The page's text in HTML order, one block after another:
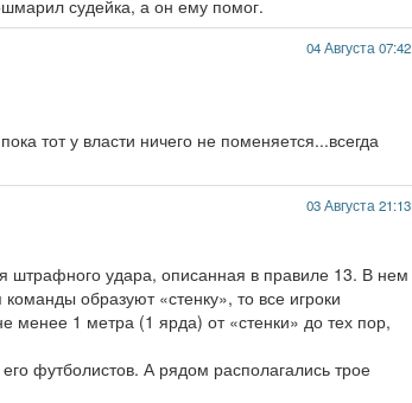
судейка, а он ему помог.
04 Августа 07:42
тот у власти ничего не поменяется...всегда
03 Августа 21:13
удара, описанная в правиле 13. В нем
образуют «стенку», то все игроки
менее 1 метра (1 ярда) от «стенки» до тех пор,
футболистов. А рядом располагались трое